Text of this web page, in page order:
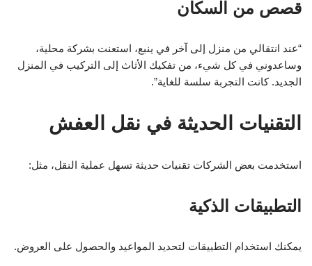
قصص من السكان
“عند انتقالي من منزل إلى آخر في ينبع، استعنت بشركة محلية،
وساعدوني في كل شيء، من تفكيك الأثاث إلى التركيب في المنزل
الجديد. كانت التجربة سلسة للغاية”.
التقنيات الحديثة في نقل العفش
استخدمت بعض الشركات تقنيات حديثة تسهل عملية النقل، مثل:
التطبيقات الذكية
يمكنك استخدام التطبيقات لتحديد المواعيد والحصول على العروض.